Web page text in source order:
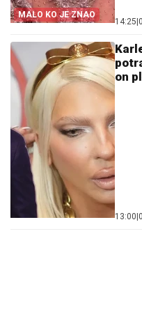
MALO KO JE ZNAO
14:25|0
on
13:00|0